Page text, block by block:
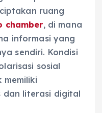
ruang
chamber, di mana
informasi yang
sendiri. Kondisi
sosial
dan literasi digital